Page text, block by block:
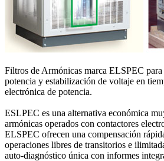
Filtros de Armónicas marca ELSPEC
potencia y estabilización de voltaje en
electrónica de potencia.
ESLPEC es una alternativa económica
armónicas operados con contactores
ELSPEC ofrecen una compensación
operaciones libres de transitorios e
auto-diagnóstico única con informes